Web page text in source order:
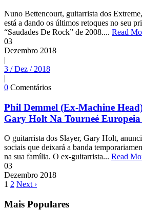
Nuno Bettencourt, guitarrista dos
está a dando os últimos retoques no seu
“Saudades De Rock” de 2008.... Read
03
Dezembro 2018
|
3 / Dez / 2018
|
0 Comentários
Phil Demmel (Ex-Machine
Gary Holt Na Tourneé Europeia
O guitarrista dos Slayer, Gary Holt,
sociais que deixará a banda
na sua família. O ex-guitarrista... Read
03
Dezembro 2018
1 2 Next ›
Mais Populares